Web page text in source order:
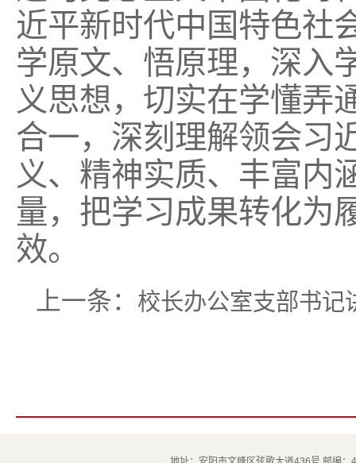
近平新时代中国特色社
学原文、悟原理，深入
义思想，切实在学懂弄
合一，深刻理解领会习
义、精神实质、丰富内
量，把学习成果转化为
效。
上一条： 校长办公室支部书记